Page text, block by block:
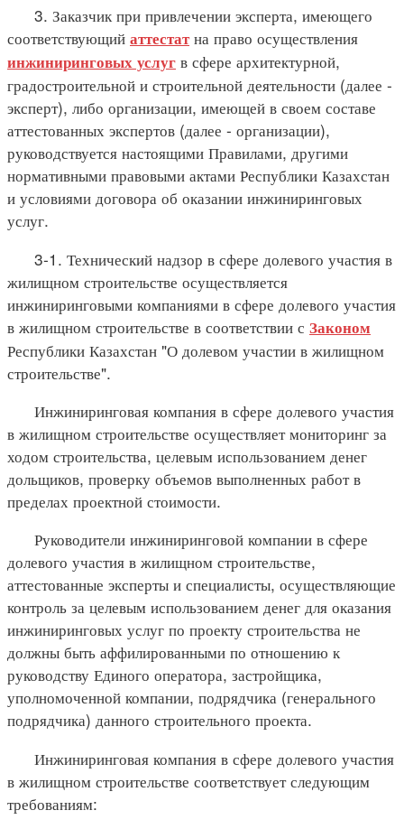
3. Заказчик при привлечении эксперта, имеющего
соответствующий аттестатна право осуществления
инжиниринговых услуг в сфере архитектурной,
градостроительной и строительной деятельности (далее -
эксперт), либо организации, имеющей в своем составе
аттестованных экспертов (далее - организации),
руководствуется настоящими Правилами, другими
нормативными правовыми актами Республики Казахстан
и условиями договора об оказании инжиниринговых
услуг.
3-1. Технический надзор в сфере долевого участия в
жилищном строительстве осуществляется
инжиниринговыми компаниями в сфере долевого участия
в жилищном строительстве в соответствии с Законом
Республики Казахстан "О долевом участии в жилищном
строительстве".
Инжиниринговая компания в сфере долевого участия
в жилищном строительстве осуществляет мониторинг за
ходом строительства, целевым использованием денег
дольщиков, проверку объемов выполненных работ в
пределах проектной стоимости.
Руководители инжиниринговой компании в сфере
долевого участия в жилищном строительстве,
аттестованные эксперты и специалисты, осуществляющие
контроль за целевым использованием денег для оказания
инжиниринговых услуг по проекту строительства не
должны быть аффилированными по отношению к
руководству Единого оператора, застройщика,
уполномоченной компании, подрядчика (генерального
подрядчика) данного строительного проекта.
Инжиниринговая компания в сфере долевого участия
в жилищном строительстве соответствует следующим
требованиям: